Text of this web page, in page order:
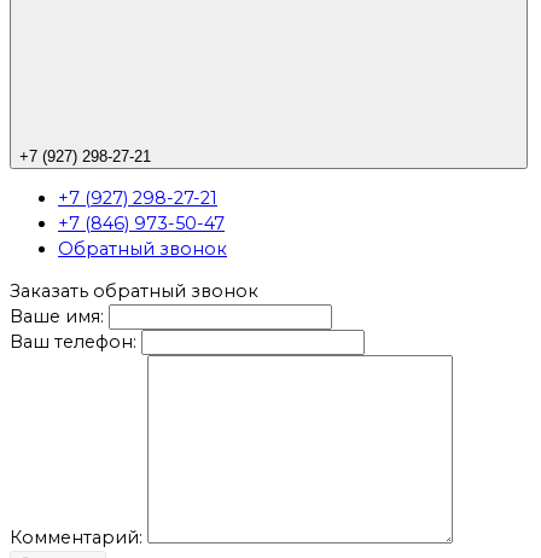
+7 (927) 298-27-21
+7 (927) 298-27-21
+7 (846) 973-50-47
Обратный звонок
Заказать обратный звонок
Ваше имя:
Ваш телефон:
Комментарий: